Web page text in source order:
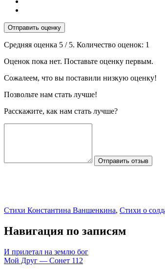
Отправить оценку
Средняя оценка 5 / 5. Количество оценок: 1
Оценок пока нет. Поставьте оценку первым.
Сожалеем, что вы поставили низкую оценку!
Позвольте нам стать лучше!
Расскажите, как нам стать лучше?
Отправить отзыв
Стихи Константина Ваншенкина, Стихи о
Навигация по записям
И прилетал на землю бог
Мой Друг — Сонет 112